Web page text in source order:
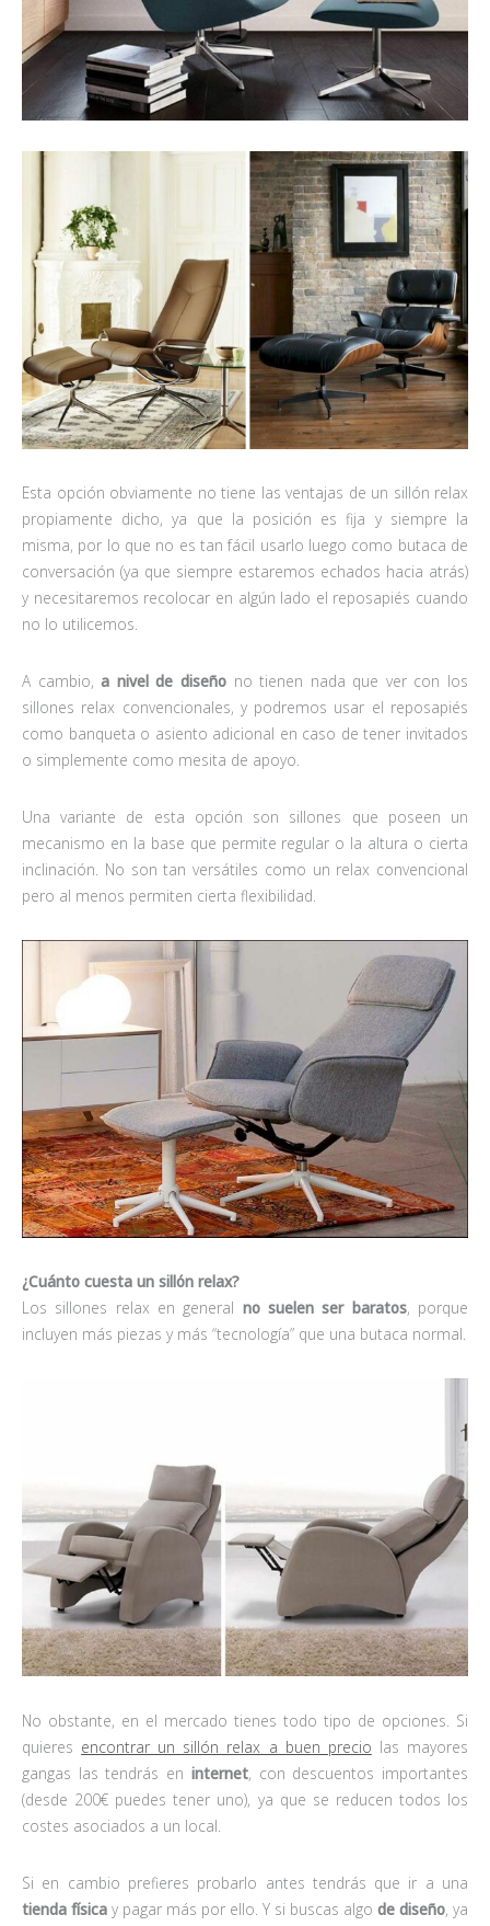
Esta opción obviamente no tiene las ventajas de un sillón relax
propiamente dicho, ya que la posición es fija y siempre la
misma, por lo que no es tan fácil usarlo luego como butaca de
conversación (ya que siempre estaremos echados hacia atrás)
y necesitaremos recolocar en algún lado el reposapiés cuando
no lo utilicemos.
A cambio,a nivel de diseñono tienen nada que ver con los
sillones relax convencionales, y podremos usar el reposapiés
como banqueta o asiento adicional en caso de tener invitados
o simplemente como mesita de apoyo.
Una variante de esta opción son sillones que poseen un
mecanismo en la base que permite regular o la altura o cierta
inclinación. No son tan versátiles como un relax convencional
pero al menos permiten cierta flexibilidad.
¿Cuánto cuesta un sillón relax?
Los sillones relax en general no suelen ser baratos, porque
incluyen más piezas y más “tecnología” que una butaca normal.
No obstante, en el mercado tienes todo tipo de opciones. Si
quieres encontrar un sillón relax a buen precio las mayores
gangas las tendrás en internet, con descuentos importantes
(desde 200€ puedes tener uno), ya que se reducen todos los
costes asociados a un local.
Si en cambio prefieres probarlo antes tendrás que ir a una
tienda física y pagar más por ello. Y si buscas algo de diseño, ya